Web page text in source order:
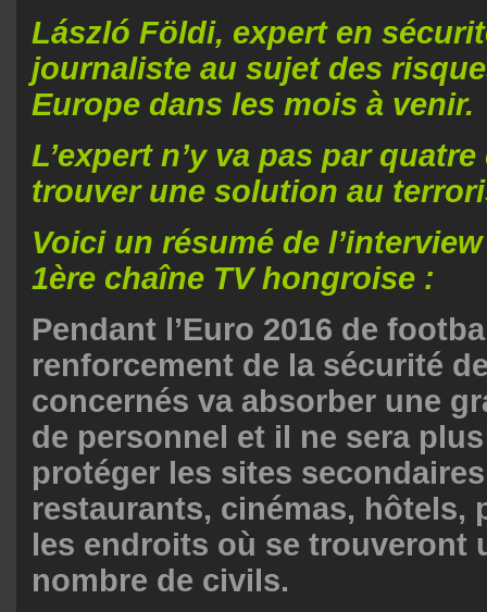
László Földi, expert en
journaliste au sujet des
Europe dans les mois à venir.
L’expert n’y va pas par
trouver une solution au
Voici un résumé de
1ère chaîne TV hongroise :
Pendant l’Euro 2016 de
renforcement de la sécurité
concernés va absorber une
de personnel et il ne sera
protéger les sites
restaurants, cinémas, hôtels,
les endroits où se trouveront
nombre de civils.